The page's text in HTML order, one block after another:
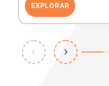
EXPLORAR